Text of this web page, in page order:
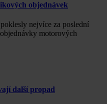
objednávek
nejvíce za poslední
motorových
další propad